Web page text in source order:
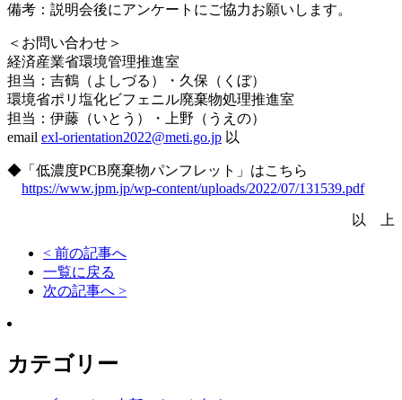
備考：説明会後にアンケートにご協力お願いします。
＜お問い合わせ＞
経済産業省環境管理推進室
担当：吉鶴（よしづる）・久保（くぼ）
環境省ポリ塩化ビフェニル廃棄物処理推進室
担当：伊藤（いとう）・上野（うえの）
email exl-orientation2022@meti.go.jp 以
◆「低濃度PCB廃棄物パンフレット」はこちら
https://www.jpm.jp/wp-content/uploads/2022/07/131539.pdf
以 上
< 前の記事へ
一覧に戻る
次の記事へ >
カテゴリー